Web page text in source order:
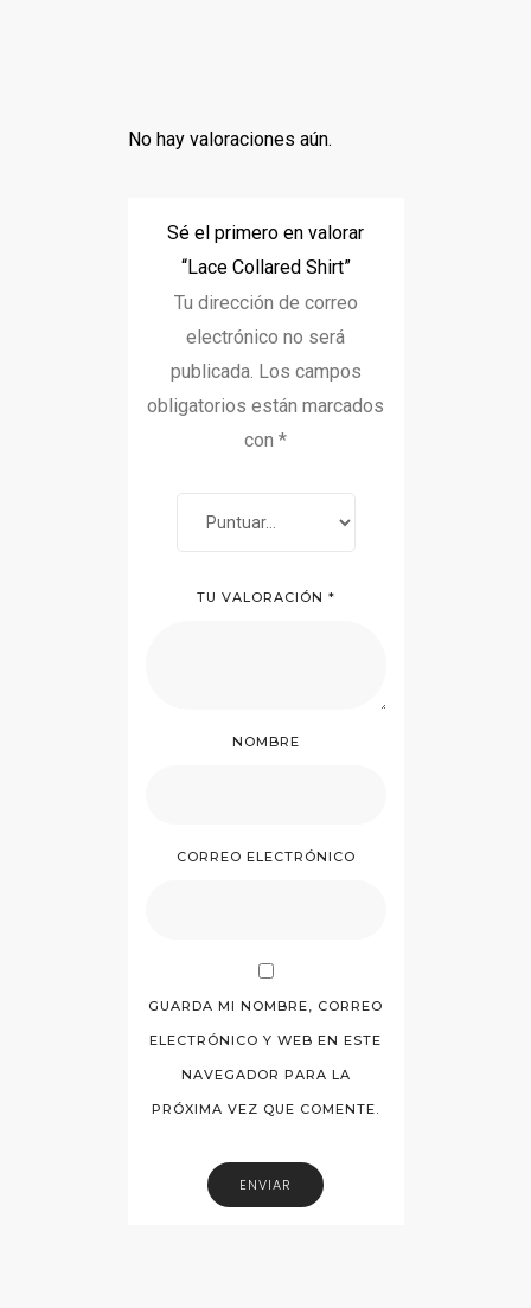
No hay valoraciones aún.
Sé el primero en valorar
“Lace Collared Shirt”
Tu dirección de correo
electrónico no será
publicada. Los campos
obligatorios están marcados
con *
TU VALORACIÓN *
NOMBRE
CORREO ELECTRÓNICO
GUARDA MI NOMBRE, CORREO
ELECTRÓNICO Y WEB EN ESTE
NAVEGADOR PARA LA
PRÓXIMA VEZ QUE COMENTE.